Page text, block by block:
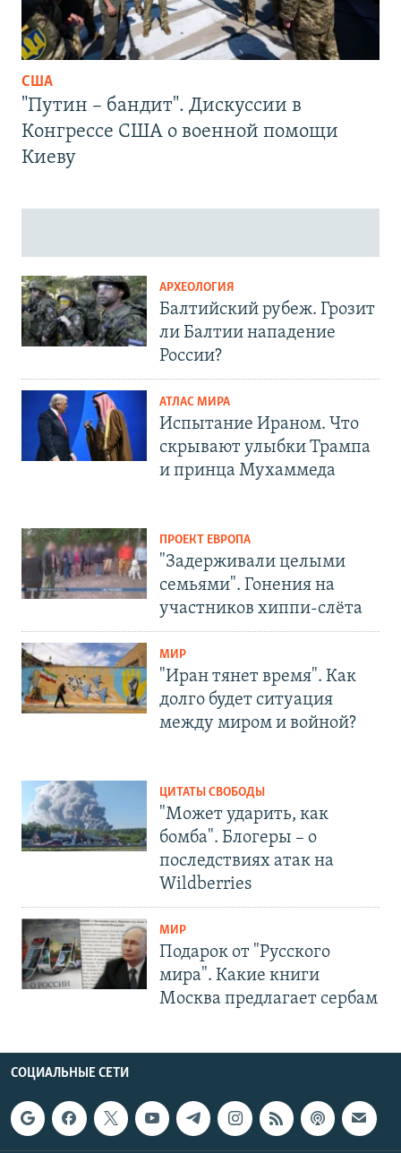
США
"Путин – бандит". Дискуссии в
Конгрессе США о военной помощи
Киеву
АРХЕОЛОГИЯ
Балтийский рубеж. Грозит
ли Балтии нападение
России?
АТЛАС МИРА
Испытание Ираном. Что
скрывают улыбки Трампа
и принца Мухаммеда
ПРОЕКТ ЕВРОПА
"Задерживали целыми
семьями". Гонения на
участников хиппи-слёта
МИР
"Иран тянет время". Как
долго будет ситуация
между миром и войной?
ЦИТАТЫ СВОБОДЫ
"Может ударить, как
бомба". Блогеры – о
последствиях атак на
Wildberries
МИР
Подарок от "Русского
мира". Какие книги
Москва предлагает сербам
СОЦИАЛЬНЫЕ СЕТИ